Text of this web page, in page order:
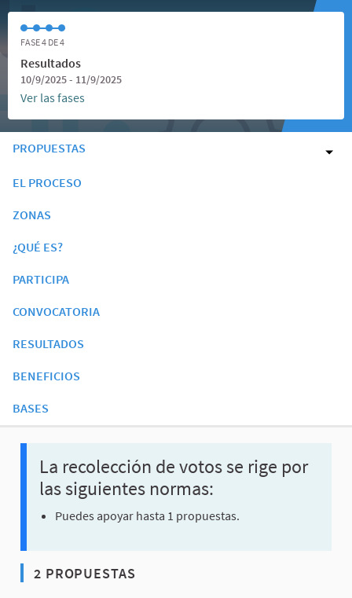
FASE 4 DE 4
Resultados
10/9/2025 - 11/9/2025
Ver las fases
PROPUESTAS
EL PROCESO
ZONAS
¿QUÉ ES?
PARTICIPA
CONVOCATORIA
RESULTADOS
BENEFICIOS
BASES
La recolección de votos se rige por
las siguientes normas:
Puedes apoyar hasta 1 propuestas.
2 PROPUESTAS